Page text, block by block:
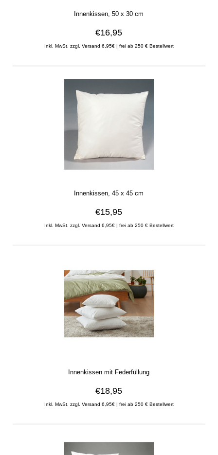
Innenkissen, 50 x 30 cm
€16,95
Inkl. MwSt. zzgl. Versand 6,95€ | frei ab 250 € Bestellwert
Innenkissen, 45 x 45 cm
€15,95
Inkl. MwSt. zzgl. Versand 6,95€ | frei ab 250 € Bestellwert
Innenkissen mit Federfüllung
€18,95
Inkl. MwSt. zzgl. Versand 6,95€ | frei ab 250 € Bestellwert